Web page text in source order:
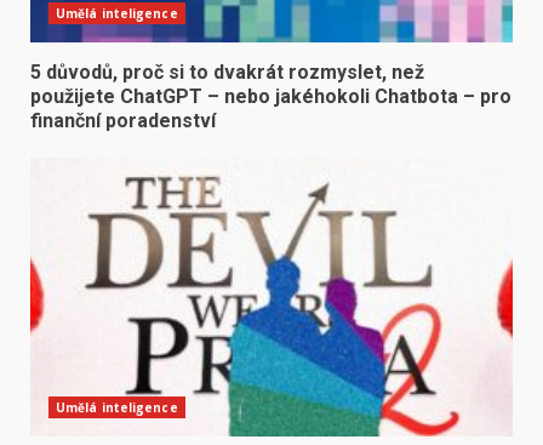
Umělá inteligence
5 důvodů, proč si to dvakrát rozmyslet, než
použijete ChatGPT – nebo jakéhokoli Chatbota – pro
finanční poradenství
Umělá inteligence